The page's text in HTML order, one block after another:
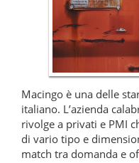
Macingo è una delle
italiano. L’azienda
rivolge a privati e PMI
di vario tipo e
match tra domanda e